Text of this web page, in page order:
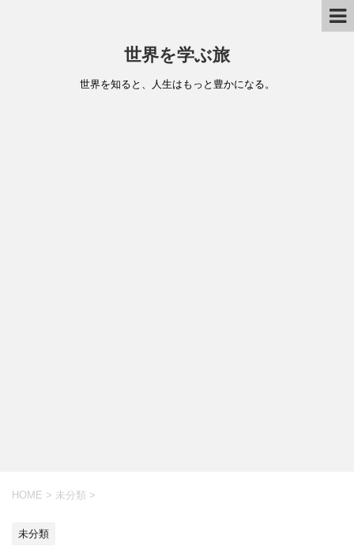
世界を学ぶ旅
世界を知ると、人生はもっと豊かになる。
HOME > 未分類 >
未分類